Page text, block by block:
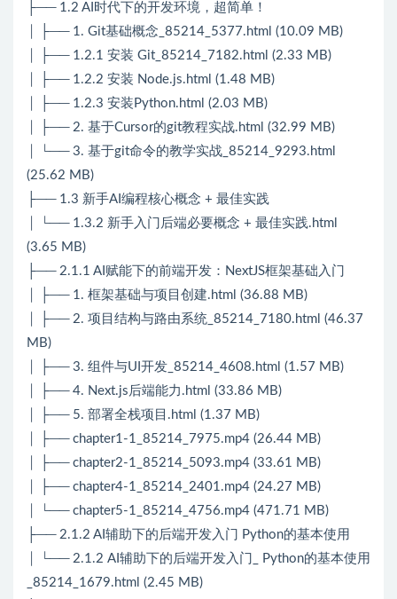
├── 1.2 AI时代下的开发环境，超简单！
│ ├── 1. Git基础概念_85214_5377.html (10.09 MB)
│ ├── 1.2.1 安装 Git_85214_7182.html (2.33 MB)
│ ├── 1.2.2 安装 Node.js.html (1.48 MB)
│ ├── 1.2.3 安装Python.html (2.03 MB)
│ ├── 2. 基于Cursor的git教程实战.html (32.99 MB)
│ └── 3. 基于git命令的教学实战_85214_9293.html
(25.62 MB)
├── 1.3 新手AI编程核心概念 + 最佳实践
│ └── 1.3.2 新手入门后端必要概念 + 最佳实践.html
(3.65 MB)
├── 2.1.1 AI赋能下的前端开发：NextJS框架基础入门
│ ├── 1. 框架基础与项目创建.html (36.88 MB)
│ ├── 2. 项目结构与路由系统_85214_7180.html (46.37
MB)
│ ├── 3. 组件与UI开发_85214_4608.html (1.57 MB)
│ ├── 4. Next.js后端能力.html (33.86 MB)
│ ├── 5. 部署全栈项目.html (1.37 MB)
│ ├── chapter1-1_85214_7975.mp4 (26.44 MB)
│ ├── chapter2-1_85214_5093.mp4 (33.61 MB)
│ ├── chapter4-1_85214_2401.mp4 (24.27 MB)
│ └── chapter5-1_85214_4756.mp4 (471.71 MB)
├── 2.1.2 AI辅助下的后端开发入门 Python的基本使用
│ └── 2.1.2 AI辅助下的后端开发入门_ Python的基本使用
_85214_1679.html (2.45 MB)